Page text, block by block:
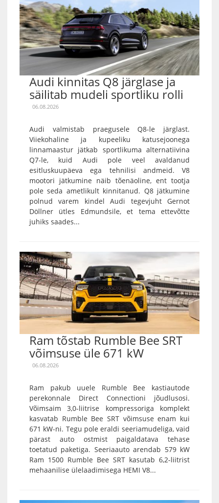
Audi kinnitas Q8 järglase ja
säilitab mudeli sportliku rolli
06.08.2026
Audi valmistab praegusele Q8-le järglast.
Viiekohaline ja kupeeliku katusejoonega
linnamaastur jätkab sportlikuma alternatiivina
Q7-le, kuid Audi pole veel avaldanud
esitluskuupäeva ega tehnilisi andmeid. V8
mootori jätkumine näib tõenäoline, ent tootja
pole seda ametlikult kinnitanud. Q8 jätkumine
polnud varem kindel Audi tegevjuht Gernot
Döllner ütles Edmundsile, et tema ettevõtte
juhiks saades...
Ram tõstab Rumble Bee SRT
võimsuse üle 671 kW
06.08.2026
Ram pakub uuele Rumble Bee kastiautode
perekonnale Direct Connectioni jõudlusosi.
Võimsaim 3,0-liitrise kompressoriga komplekt
kasvatab Rumble Bee SRT võimsuse enam kui
671 kW-ni. Tegu pole eraldi seeriamudeliga, vaid
pärast auto ostmist paigaldatava tehase
toetatud paketiga. Seeriaauto arendab 579 kW
Ram 1500 Rumble Bee SRT kasutab 6,2-liitrist
mehaanilise ülelaadimisega HEMI V8...